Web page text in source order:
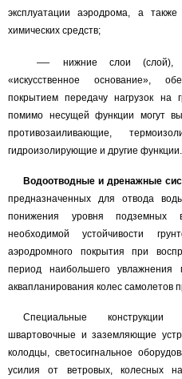
эксплуатации аэродрома, а также
химических средств;
—
нижние слои
«искусственное основание»,
покрытием передачу нагрузок на
помимо несущей функции могут
противозаиливающие,
гидроизолирующие и другие функции.
Водоотводные и дренажные
предназначенных для отвода
понижения уровня подземных
необходимой устойчивости
аэродромного покрытия при
период наибольшего увлажнения
аквапланирования колес
Специальные конструкции
швартовочные и заземляющие
колодцы, светосигнальное
усилия от ветровых, колесных